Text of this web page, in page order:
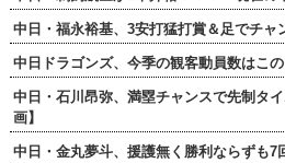
中日・福永裕基、3安打猛打賞＆足でチャ
中日ドラゴンズ、今季の観客動員数はこ
中日・石川昂弥、満塁チャンスで先制タ
画】
中日・金丸夢斗、援護無く勝利ならずも7